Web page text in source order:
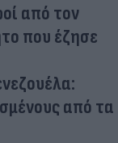
από τον
που έζησε
από τα